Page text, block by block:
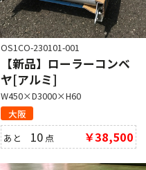
OS1CO-230101-001
【新品】ローラーコンベ
ヤ[アルミ]
W450×D3000×H60
大阪
あと 10 点 ￥38,500